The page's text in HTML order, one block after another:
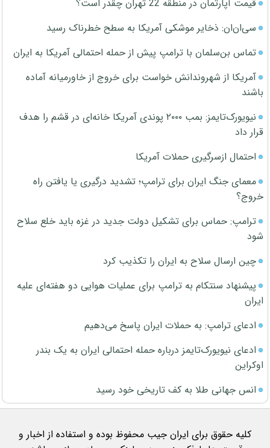
قیمت آپارتمان در منطقه 22 تهران چقدر است؟
سی‌ان‌ان: ذخایر موشکی آمریکا به سطح خطرناک رسید
تماس بن‌سلمان با ترامپ پیش از حمله احتمالی آمریکا به ایران
آمریکا از شهروندانش خواست برای خروج از خاورمیانه آماده
باشند
نیویورک‌تایمز: بمب ۲۰۰۰ پوندی آمریکا خانه‌ای در قشم را هدف
قرار داد
احتمال ازسرگیری حملات آمریکا
معمای جنگ ایران برای ترامپ؛ تشدید درگیری یا یافتن راه
خروج؟
ترامپ: حماس برای تشکیل دولت جدید در غزه باید خلع سلاح
شود
چین ارسال سلاح به ایران را تکذیب کرد
پیشنهاد سنتکام به ترامپ برای عملیات هوایی دو هفته‌ای علیه
ایران
ادعای ترامپ: به حملات ایران پاسخ می‌دهیم
ادعای نیویورک‌تایمز درباره حمله احتمالی ایران به یک بندر
اوکراین
انس جهانی طلا به کف تاریخی خود رسید
کلیه حقوق برای ایران جیب محفوظ بوده و استفاده از اخبار و